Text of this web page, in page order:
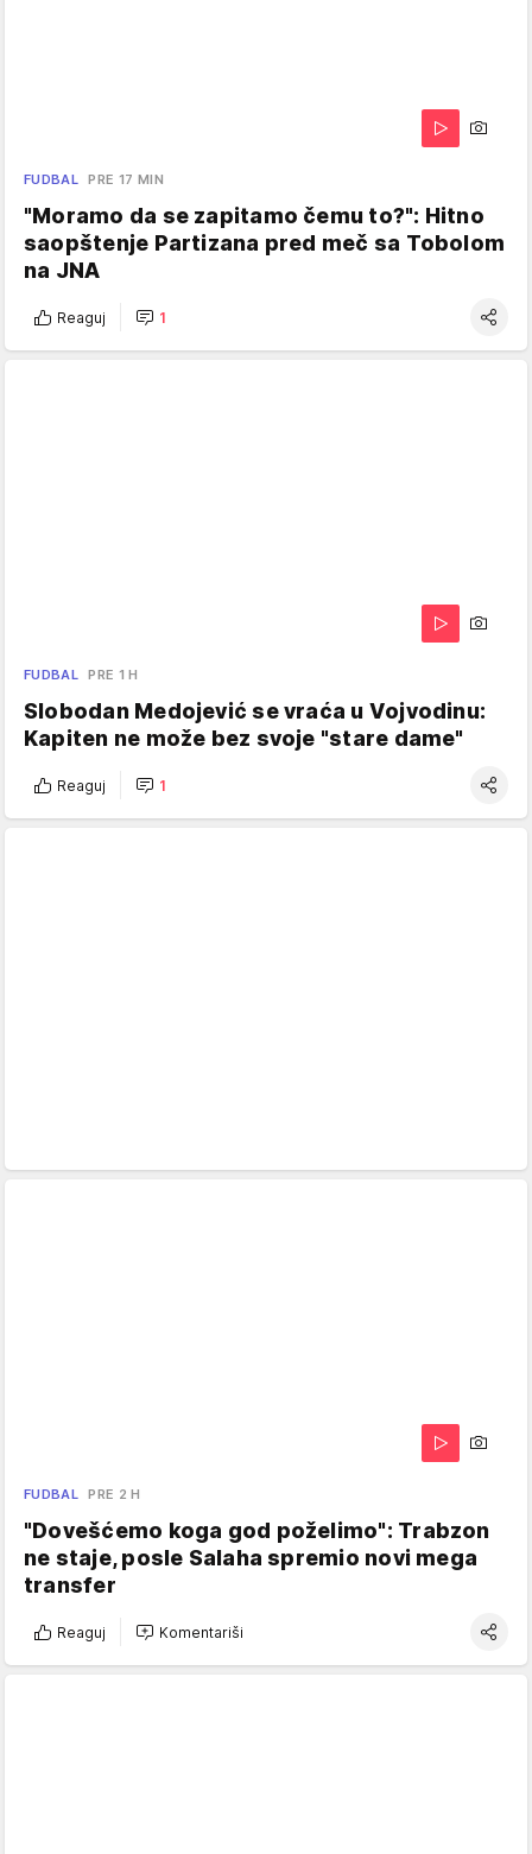
FUDBAL PRE 17 MIN
"Moramo da se zapitamo čemu to?": Hitno
saopštenje Partizana pred meč sa Tobolom
na JNA
Reaguj 1
FUDBAL PRE 1 H
Slobodan Medojević se vraća u Vojvodinu:
Kapiten ne može bez svoje "stare dame"
Reaguj 1
FUDBAL PRE 2 H
"Dovešćemo koga god poželimo": Trabzon
ne staje, posle Salaha spremio novi mega
transfer
Reaguj Komentariši